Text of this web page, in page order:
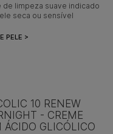
de limpeza suave indicado
seca ou sensível
PELE >
10 RENEW
- CREME
ÁCIDO GLICÓLICO